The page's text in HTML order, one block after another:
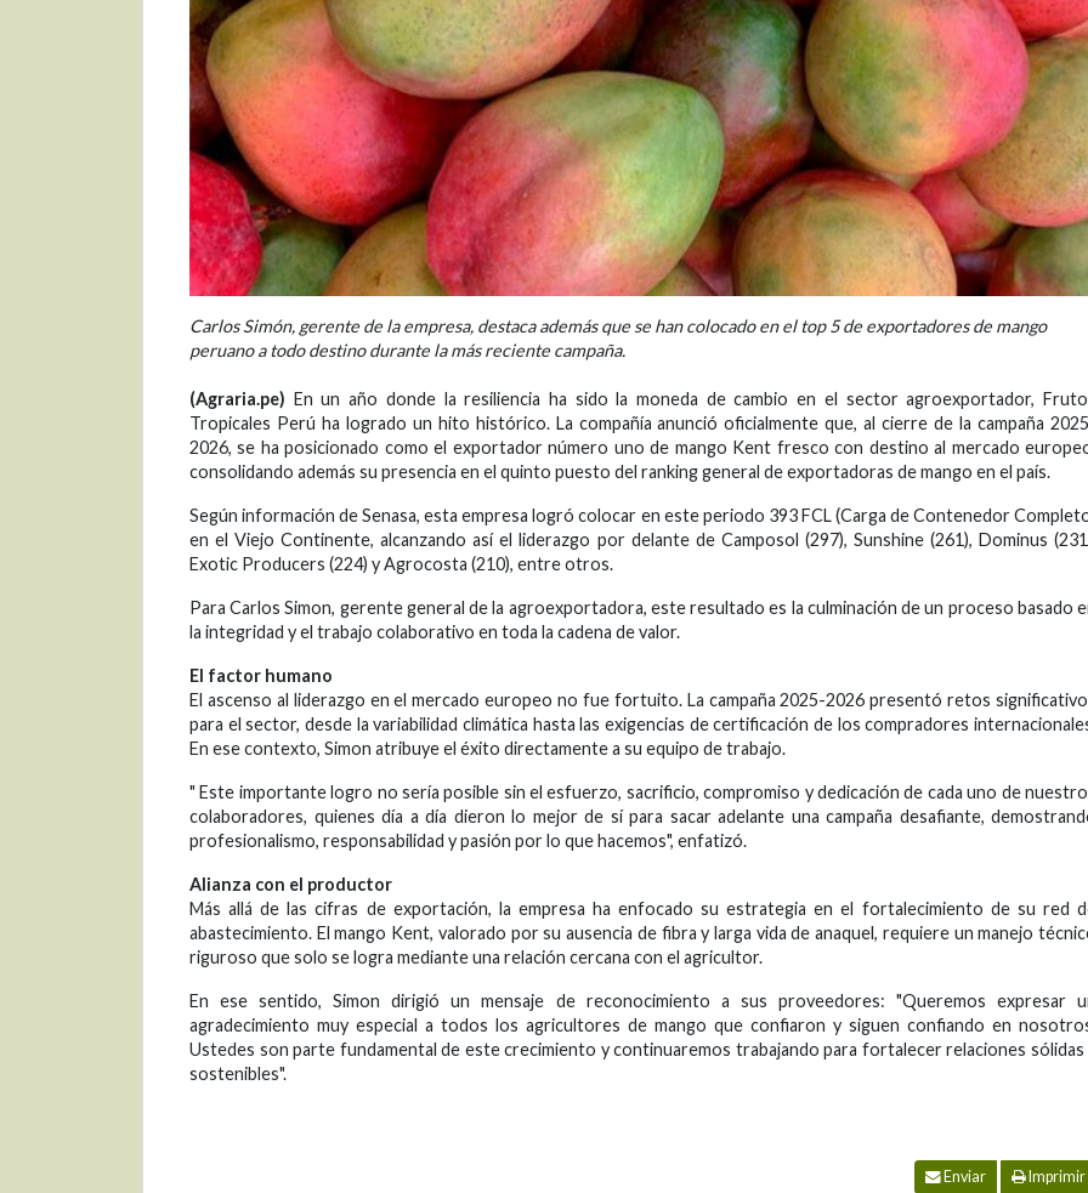
Carlos Simón, gerente de la empresa, destaca además que se han colocado en el top 5 de exportadores de mango
peruano a todo destino durante la más reciente campaña.
(Agraria.pe) En un año donde la resiliencia ha sido la moneda de cambio en el sector agroexportador,
Tropicales Perú ha logrado un hito histórico. La compañía anunció oficialmente que, al cierre de la campaña
2026, se ha posicionado como el exportador número uno de mango Kent fresco con destino al mercado
consolidando además su presencia en el quinto puesto del ranking general de exportadoras de mango en el país.
Según información de Senasa, esta empresa logró colocar en este periodo 393 FCL (Carga de Contenedor
en el Viejo Continente, alcanzando así el liderazgo por delante de Camposol (297), Sunshine (261), Dominus
Exotic Producers (224) y Agrocosta (210), entre otros.
Para Carlos Simon, gerente general de la agroexportadora, este resultado es la culminación de un proceso basado
la integridad y el trabajo colaborativo en toda la cadena de valor.
El factor humano
El ascenso al liderazgo en el mercado europeo no fue fortuito. La campaña 2025-2026 presentó retos
para el sector, desde la variabilidad climática hasta las exigencias de certificación de los compradores
En ese contexto, Simon atribuye el éxito directamente a su equipo de trabajo.
" Este importante logro no sería posible sin el esfuerzo, sacrificio, compromiso y dedicación de cada uno de
colaboradores, quienes día a día dieron lo mejor de sí para sacar adelante una campaña desafiante,
profesionalismo, responsabilidad y pasión por lo que hacemos", enfatizó.
Alianza con el productor
Más allá de las cifras de exportación, la empresa ha enfocado su estrategia en el fortalecimiento de su red
abastecimiento. El mango Kent, valorado por su ausencia de fibra y larga vida de anaquel, requiere un manejo
riguroso que solo se logra mediante una relación cercana con el agricultor.
En ese sentido, Simon dirigió un mensaje de reconocimiento a sus proveedores: "Queremos expresar
agradecimiento muy especial a todos los agricultores de mango que confiaron y siguen confiando en
Ustedes son parte fundamental de este crecimiento y continuaremos trabajando para fortalecer relaciones sólidas
sostenibles".
Enviar Imprimir